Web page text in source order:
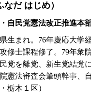
だ はじめ）
自民党憲法改正推進本
生まれ。76年慶応大学
修士課程修了。79年衆
党を離党、新生党結党
憲法審査会筆頭幹事、
栃木１区）